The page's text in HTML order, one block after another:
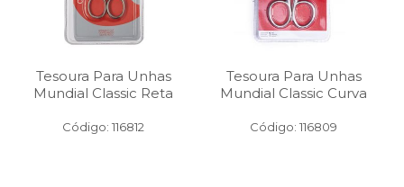
Tesoura Para Unhas
Mundial Classic Reta
Código: 116812
Tesoura Para Unhas
Mundial Classic Curva
Código: 116809